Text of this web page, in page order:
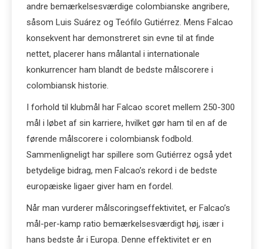
andre bemærkelsesværdige colombianske angribere,
såsom Luis Suárez og Teófilo Gutiérrez. Mens Falcao
konsekvent har demonstreret sin evne til at finde
nettet, placerer hans målantal i internationale
konkurrencer ham blandt de bedste målscorere i
colombiansk historie.
I forhold til klubmål har Falcao scoret mellem 250-300
mål i løbet af sin karriere, hvilket gør ham til en af de
førende målscorere i colombiansk fodbold.
Sammenligneligt har spillere som Gutiérrez også ydet
betydelige bidrag, men Falcao’s rekord i de bedste
europæiske ligaer giver ham en fordel.
Når man vurderer målscoringseffektivitet, er Falcao’s
mål-per-kamp ratio bemærkelsesværdigt høj, især i
hans bedste år i Europa. Denne effektivitet er en